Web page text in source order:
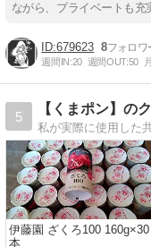
ながら、プライベートも充
679623 8
週間IN:20 週間OUT:50
5
【くまポン】の
伊藤園 ざくろ100 160g×30
本